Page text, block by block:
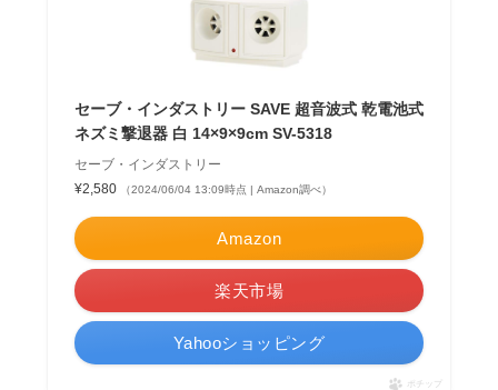
セーブ・インダストリー SAVE 超音波式 乾電池式
ネズミ撃退器 白 14×9×9cm SV-5318
セーブ・インダストリー
¥2,580
（2024/06/04 13:09時点 | Amazon調べ）
Amazon
楽天市場
Yahooショッピング
ポチップ